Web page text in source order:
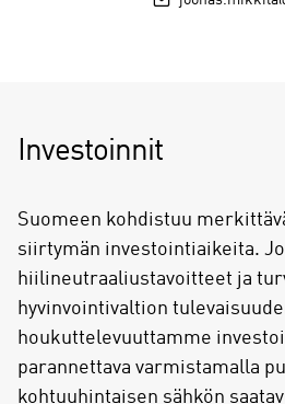
Investoinnit
Suomeen kohdistuu
siirtymän investointiaikeita.
hiilineutraaliustavoitteet ja
hyvinvointivaltion
houkuttelevuuttamme
parannettava varmistamalla
kohtuuhintaisen sähkön